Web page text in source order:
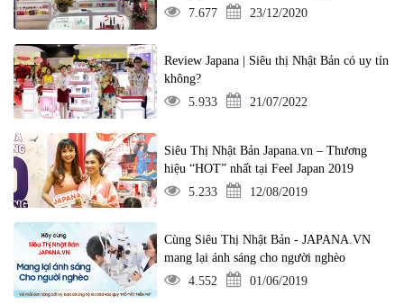
yêu hàng Nhật
7.677 23/12/2020
Review Japana | Siêu thị Nhật Bản có uy tín
không?
5.933
21/07/2022
Siêu Thị Nhật Bản Japana.vn – Thương
hiệu “HOT” nhất tại Feel Japan 2019
5.233
12/08/2019
Cùng Siêu Thị Nhật Bản - JAPANA.VN
mang lại ánh sáng cho người nghèo
4.552
01/06/2019